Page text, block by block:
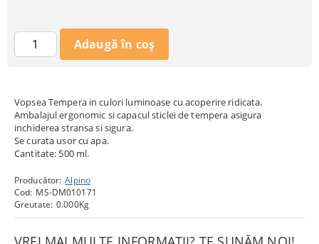
Vopsea Tempera in culori luminoase cu acoperire ridicata.
Ambalajul ergonomic si capacul sticlei de tempera asigura
inchiderea stransa si sigura.
Se curata usor cu apa.
Cantitate: 500 ml.
Producător: Alpino
Cod: MS-DM010171
Greutate: 0.000Kg